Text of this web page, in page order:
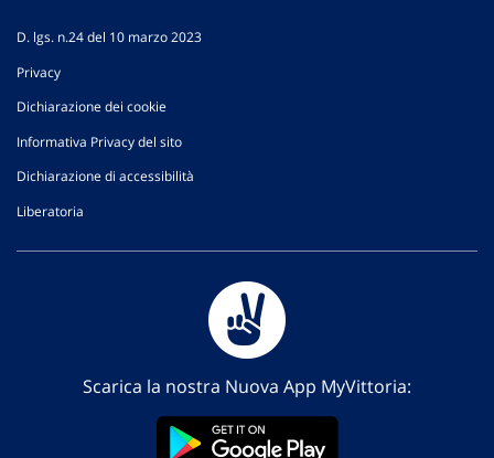
D. lgs. n.24 del 10 marzo 2023
Privacy
Dichiarazione dei cookie
Informativa Privacy del sito
Dichiarazione di accessibilità
Liberatoria
Scarica la nostra Nuova App MyVittoria: